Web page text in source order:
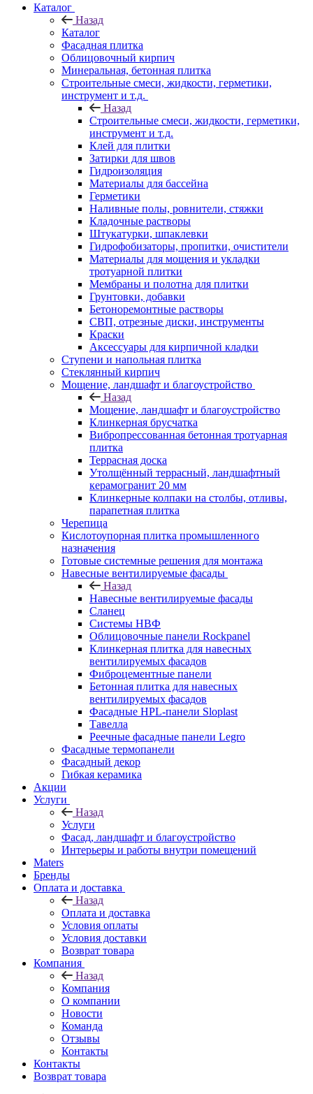
Каталог
Назад
Каталог
Фасадная плитка
Облицовочный кирпич
Минеральная, бетонная плитка
Строительные смеси, жидкости, герметики,
инструмент и т.д.
Назад
Строительные смеси, жидкости, герметики,
инструмент и т.д.
Клей для плитки
Затирки для швов
Гидроизоляция
Материалы для бассейна
Герметики
Наливные полы, ровнители, стяжки
Кладочные растворы
Штукатурки, шпаклевки
Гидрофобизаторы, пропитки, очистители
Материалы для мощения и укладки
тротуарной плитки
Мембраны и полотна для плитки
Грунтовки, добавки
Бетоноремонтные растворы
СВП, отрезные диски, инструменты
Краски
Аксессуары для кирпичной кладки
Ступени и напольная плитка
Cтеклянный кирпич
Мощение, ландшафт и благоустройство
Назад
Мощение, ландшафт и благоустройство
Клинкерная брусчатка
Вибропрессованная бетонная тротуарная
плитка
Террасная доска
Утолщённый террасный, ландшафтный
керамогранит 20 мм
Клинкерные колпаки на столбы, отливы,
парапетная плитка
Черепица
Кислотоупорная плитка промышленного
назначения
Готовые системные решения для монтажа
Навесные вентилируемые фасады
Назад
Навесные вентилируемые фасады
Сланец
Системы НВФ
Облицовочные панели Rockpanel
Клинкерная плитка для навесных
вентилируемых фасадов
Фиброцементные панели
Бетонная плитка для навесных
вентилируемых фасадов
Фасадные HPL-панели Sloplast
Тавелла
Реечные фасадные панели Legro
Фасадные термопанели
Фасадный декор
Гибкая керамика
Акции
Услуги
Назад
Услуги
Фасад, ландшафт и благоустройство
Интерьеры и работы внутри помещений
Maters
Бренды
Оплата и доставка
Назад
Оплата и доставка
Условия оплаты
Условия доставки
Возврат товара
Компания
Назад
Компания
О компании
Новости
Команда
Отзывы
Контакты
Контакты
Возврат товара